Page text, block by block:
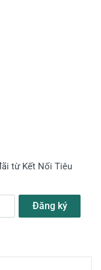
từ Kết Nối Tiêu
Đăng ký